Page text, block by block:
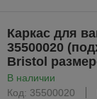
Каркас для
35500020
Bristol
В наличии
Код: 35500020